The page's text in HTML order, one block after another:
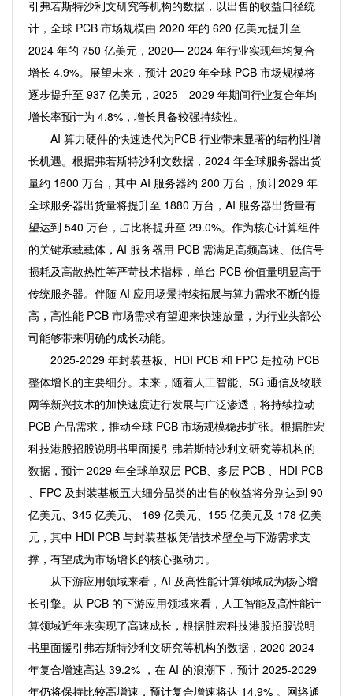
引弗若斯特沙利文研究等机构的数据，以出售的收益口径统
计，全球 PCB 市场规模由 2020 年的 620 亿美元提升至
2024 年的 750 亿美元，2020— 2024 年行业实现年均复合
增长 4.9%。展望未来，预计 2029 年全球 PCB 市场规模将
逐步提升至 937 亿美元，2025—2029 年期间行业复合年均
增长率预计为 4.8%，增长具备较强持续性。
AI 算力硬件的快速迭代为PCB 行业带来显著的结构性增
长机遇。根据弗若斯特沙利文数据，2024 年全球服务器出货
量约 1600 万台，其中 AI 服务器约 200 万台，预计2029 年
全球服务器出货量将提升至 1880 万台，AI 服务器出货量有
望达到 540 万台，占比将提升至 29.0%。作为核心计算组件
的关键承载载体，AI 服务器用 PCB 需满足高频高速、低信号
损耗及高散热性等严苛技术指标，单台 PCB 价值量明显高于
传统服务器。伴随 AI 应用场景持续拓展与算力需求不断的提
高，高性能 PCB 市场需求有望迎来快速放量，为行业头部公
司能够带来明确的成长动能。
2025-2029 年封装基板、HDI PCB 和 FPC 是拉动 PCB
整体增长的主要细分。未来，随着人工智能、5G 通信及物联
网等新兴技术的加快速度进行发展与广泛渗透，将持续拉动
PCB 产品需求，推动全球 PCB 市场规模稳步扩张。根据胜宏
科技港股招股说明书里面援引弗若斯特沙利文研究等机构的
数据，预计 2029 年全球单双层 PCB、多层 PCB 、HDI PCB
、FPC 及封装基板五大细分品类的出售的收益将分别达到 90
亿美元、345 亿美元、 169 亿美元、155 亿美元及 178 亿美
元，其中 HDI PCB 与封装基板凭借技术壁垒与下游需求支
撑，有望成为市场增长的核心驱动力。
从下游应用领域来看，ΛI 及高性能计算领域成为核心增
长引擎。从 PCB 的下游应用领域来看，人工智能及高性能计
算领域近年来实现了高速成长，根据胜宏科技港股招股说明
书里面援引弗若斯特沙利文研究等机构的数据，2020-2024
年复合增速高达 39.2% ，在 AI 的浪潮下，预计 2025-2029
年仍将保持比较高增速，预计复合增速将达 14.9% 。网络通